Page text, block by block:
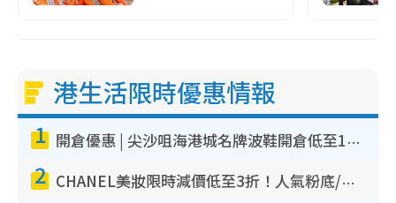
港生活限時優惠情報
1 開倉優惠 | 尖沙咀海港城名牌波鞋開倉低至1折！On鞋$899起／Joy&Peace鞋履$98起
2 CHANEL美妝限時減價低至3折！人氣粉底/唇膏/精華液低至$275！COCO香水都有平